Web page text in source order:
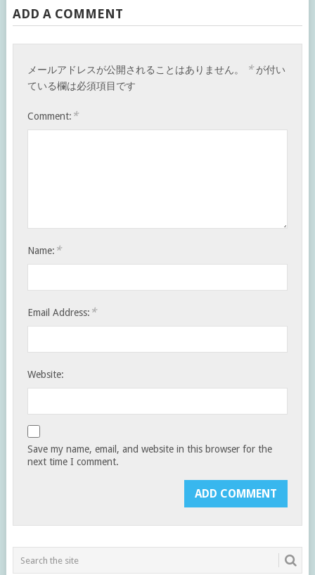
ADD A COMMENT
メールアドレスが公開されることはありません。 *が付い
ている欄は必須項目です
Comment: *
Name: *
Email Address: *
Website:
Save my name, email, and website in this browser for the
next time I comment.